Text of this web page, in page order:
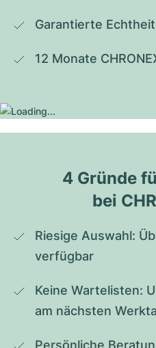
Garantierte Echtheit
12 Monate
4 Gründe
bei
Riesige Auswahl:
verfügbar
Keine Wartelisten:
am nächsten
Persönliche